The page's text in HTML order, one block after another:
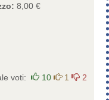
8,00 €
voti: 10 1 2